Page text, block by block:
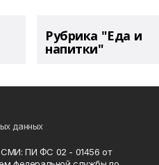
Рубрика "Еда и
напитки"
данных
СМИ: ПИ ФС 02 - 01456 от